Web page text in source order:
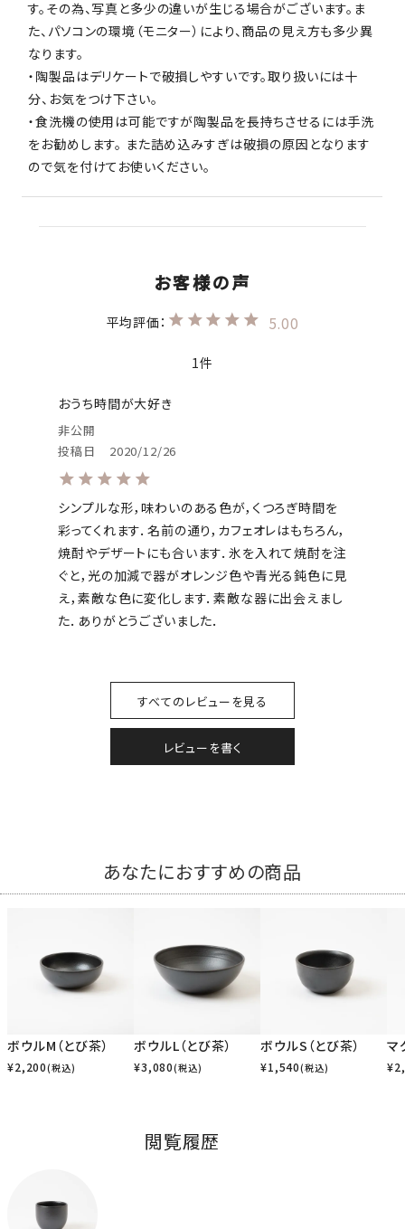
す。その為、写真と多少の違いが生じる場合がございます。ま
た、パソコンの環境（モニター）により、商品の見え方も多少異
なります。
・陶製品はデリケートで破損しやすいです。取り扱いには十
分、お気をつけ下さい。
・食洗機の使用は可能ですが陶製品を長持ちさせるには手洗
をお勧めします。 また詰め込みすぎは破損の原因となります
ので気を付けてお使いください。
5.00
1
おうち時間が大好き
非公開
投稿日
2020/12/26
シンプルな形，味わいのある色が，くつろぎ時間を
彩ってくれます．名前の通り，カフェオレはもちろん，
焼酎やデザートにも合います．氷を入れて焼酎を注
ぐと，光の加減で器がオレンジ色や青光る鈍色に見
え，素敵な色に変化します．素敵な器に出会えまし
た．ありがとうございました．
すべてのレビューを見る
レビューを書く
あなたにおすすめの商品
ボウルM（とび茶）
¥2,200(税込)
ボウルL（とび茶）
¥3,080(税込)
ボウルS（とび茶）
¥1,540(税込)
マ
¥
閲覧履歴